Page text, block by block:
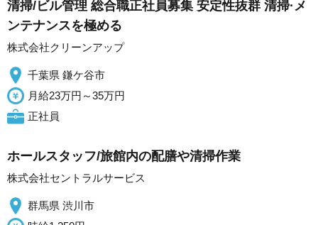
清掃/ビル管理 総合職正社員募集 安定性抜群 清掃·メ
ンテナンスを極める
株式会社クリーンアップ
千葉県 鎌ケ谷市
月給23万円～35万円
正社員
ホールスタッフ/旅館内の配膳や清掃作業
株式会社セントラルサービス
群馬県 渋川市